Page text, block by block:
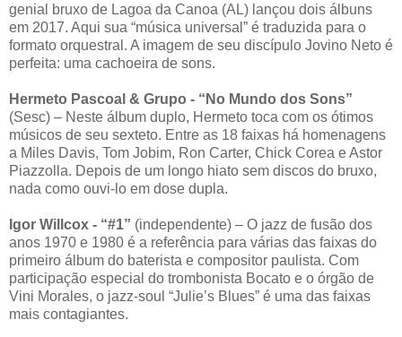
genial bruxo de Lagoa da Canoa (AL) lançou dois álbuns
em 2017. Aqui sua “música universal” é traduzida para o
formato orquestral. A imagem de seu discípulo Jovino Neto é
perfeita: uma cachoeira de sons.
Hermeto Pascoal & Grupo - “No Mundo dos Sons”
(Sesc) – Neste álbum duplo, Hermeto toca com os ótimos
músicos de seu sexteto. Entre as 18 faixas há homenagens
a Miles Davis, Tom Jobim, Ron Carter, Chick Corea e Astor
Piazzolla. Depois de um longo hiato sem discos do bruxo,
nada como ouvi-lo em dose dupla.
Igor Willcox - “#1” (independente) – O jazz de fusão dos
anos 1970 e 1980 é a referência para várias das faixas do
primeiro álbum do baterista e compositor paulista. Com
participação especial do trombonista Bocato e o órgão de
Vini Morales, o jazz-soul “Julie’s Blues” é uma das faixas
mais contagiantes.